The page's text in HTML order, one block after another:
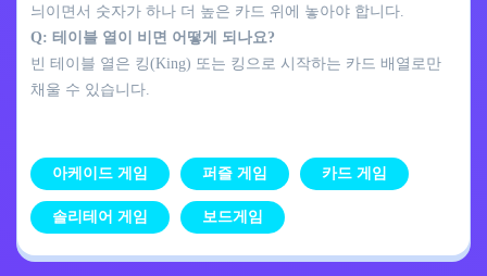
늬이면서 숫자가 하나 더 높은 카드 위에 놓아야 합니다.
Q: 테이블 열이 비면 어떻게 되나요?
빈 테이블 열은 킹(King) 또는 킹으로 시작하는 카드 배열로만
채울 수 있습니다.
아케이드 게임 퍼즐 게임 카드 게임
솔리테어 게임 보드게임